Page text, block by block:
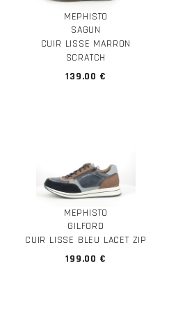
MEPHISTO
SAGUN
CUIR LISSE MARRON
SCRATCH
139.00 €
MEPHISTO
GILFORD
CUIR LISSE BLEU LACET ZIP
199.00 €